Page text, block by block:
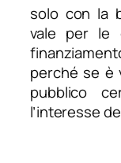
solo con la
vale per le
perché se è
pubblico
l’interesse